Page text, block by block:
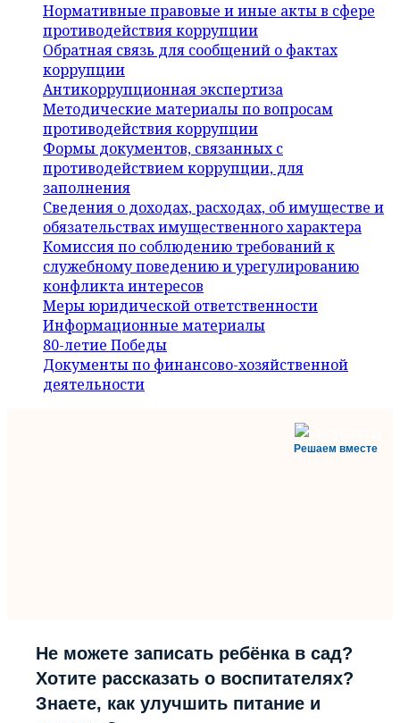
Нормативные правовые и иные акты в сфере
противодействия коррупции
Обратная связь для сообщений о фактах
коррупции
Антикоррупционная экспертиза
Методические материалы по вопросам
противодействия коррупции
Формы документов, связанных с
противодействием коррупции, для
заполнения
Сведения о доходах, расходах, об имуществе и
обязательствах имущественного характера
Комиссия по соблюдению требований к
служебному поведению и урегулированию
конфликта интересов
Меры юридической ответственности
Информационные материалы
80-летие Победы
Документы по финансово-хозяйственной
деятельности
Решаем вместе
Не можете записать ребёнка в сад?
Хотите рассказать о воспитателях?
Знаете, как улучшить питание и